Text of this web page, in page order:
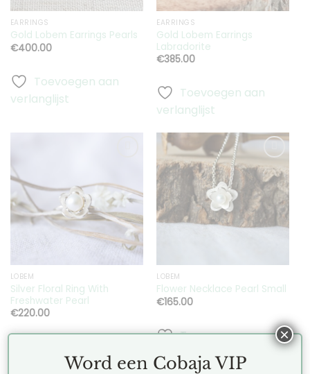
EARRINGS
Gold Lobem Earrings Pearls
€400.00
Toevoegen aan
verlanglijst
EARRINGS
Gold Lobem Earrings
Labradorite
€385.00
Toevoegen aan
verlanglijst
Toevoegen
aan
verlanglijst
LOBEM
Silver Floral Ring With
Freshwater Pearl
€220.00
verlanglijst
Toevoegen
aan
verlanglijst
LOBEM
Flower Necklace Pearl Small
€165.00
Toevoegen aan
verlanglijst
Word een Cobaja VIP
×